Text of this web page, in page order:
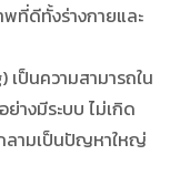
ที่ดีทั้งร่างกายและ
ป็นความสามารถใน
างมีระบบ ไม่เกิด
ลามเป็นปัญหาใหญ่